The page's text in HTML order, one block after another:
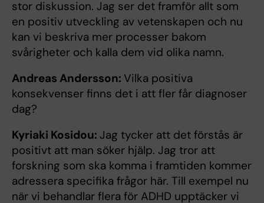
stor diskussion. Jag ser det framför allt som
en positiv utveckling av vetenskapen och nu
kan vi beskriva mer processer bakom
svårigheter och kalla dem vid olika namn.
Andreas Andersson: Vilka positiva
konsekvenser finns det i att fler får diagnoser
dag?
Kyriaki Kosidou: Jag tycker att det förstås är
positivt att man söker hjälp. Jag tror att
forskning som ska komma i framtiden kommer
adressera specifika frågor här. Till exempel nu
när vi behandlar flera för ADHD upptäcker vi